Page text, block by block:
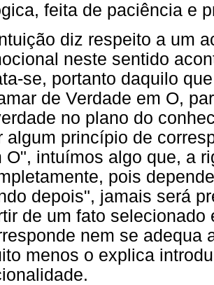
feita de paciência e
diz respeito a um
neste sentido
se, portanto daquilo
de Verdade em O,
no plano do
algum princípio de
O", intuímos algo que, a
pois
depois", jamais será
de um fato
nem se adequa
menos o explica